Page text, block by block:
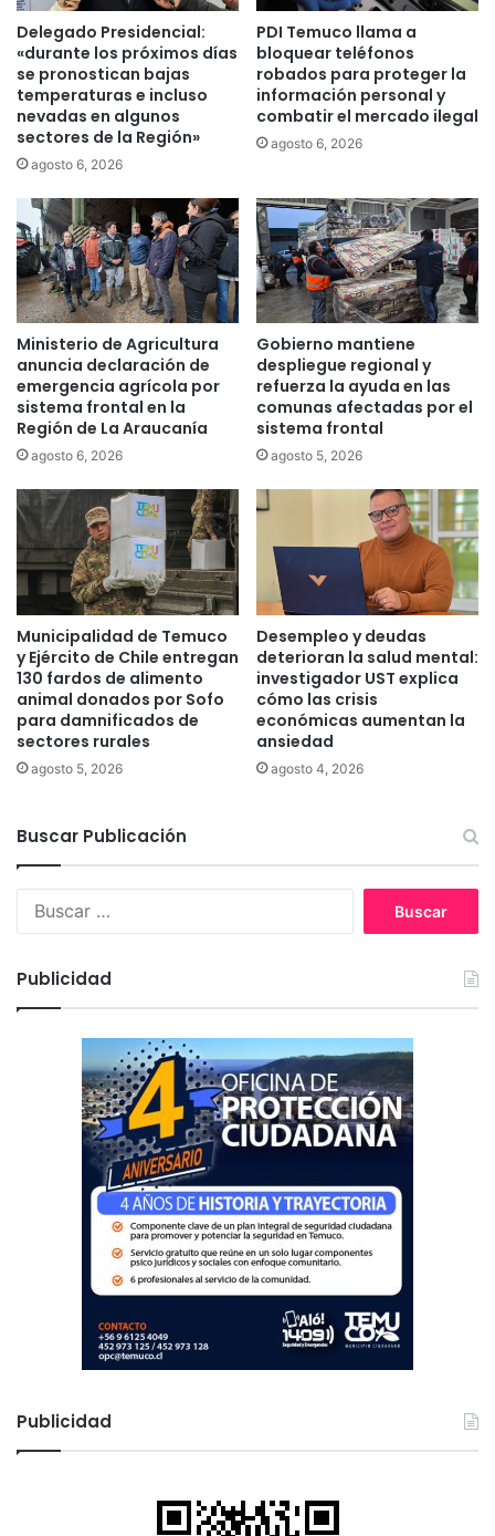
e
e
n
c
a
c
h
a
d
o
s
e
n
A
n
g
o
l
n
t
i
d
a
d
d
r
e
d
i
o
s
r
e
c
a
m
a
o
s
e
n
t
o
m
a
o
e
n
a
o
Delegado Presidencial:
«durante los próximos días
se pronostican bajas
temperaturas e incluso
nevadas en algunos
sectores de la Región»
agosto 6, 2026
PDI Temuco llama a
bloquear teléfonos
robados para proteger la
información personal y
combatir el mercado ilegal
agosto 6, 2026
Ministerio de Agricultura
anuncia declaración de
emergencia agrícola por
sistema frontal en la
Región de La Araucanía
agosto 6, 2026
Gobierno mantiene
despliegue regional y
refuerza la ayuda en las
comunas afectadas por el
sistema frontal
agosto 5, 2026
Municipalidad de Temuco
y Ejército de Chile entregan
130 fardos de alimento
animal donados por Sofo
para damnificados de
sectores rurales
agosto 5, 2026
Desempleo y deudas
deterioran la salud mental:
investigador UST explica
cómo las crisis
económicas aumentan la
ansiedad
agosto 4, 2026
Buscar Publicación
:
Publicidad
Publicidad